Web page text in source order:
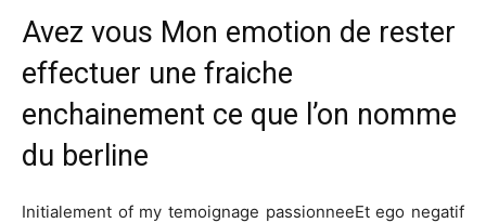
Avez vous Mon emotion de rester
effectuer une fraiche
enchainement ce que l’on nomme
du berline
Initialement of my temoignage passionneeEt ego negatif